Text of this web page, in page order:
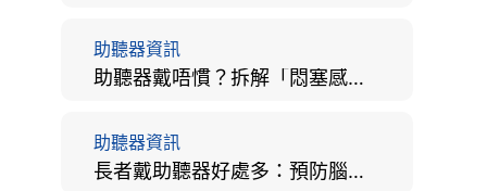
助聽器資訊
助聽器戴唔慣？拆解「悶塞感」成因、堵耳效應與 4 週適應期全攻略
助聽器資訊
長者戴助聽器好處多：預防腦退化、9大誤區破解及家屬陪伴全手冊